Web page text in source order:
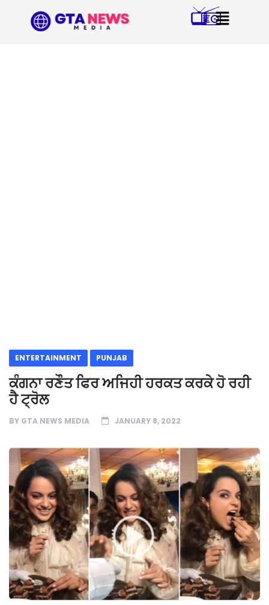
ENTERTAINMENT PUNJAB
ਕੰਗਨਾ ਰਣੌਤ ਫਿਰ ਅਜਿਹੀ ਹਰਕਤ ਕਰਕੇ ਹੋ ਰਹੀ
ਹੈ ਟ੍ਰੋਲ
BY GTA NEWS MEDIA JANUARY 8, 2022